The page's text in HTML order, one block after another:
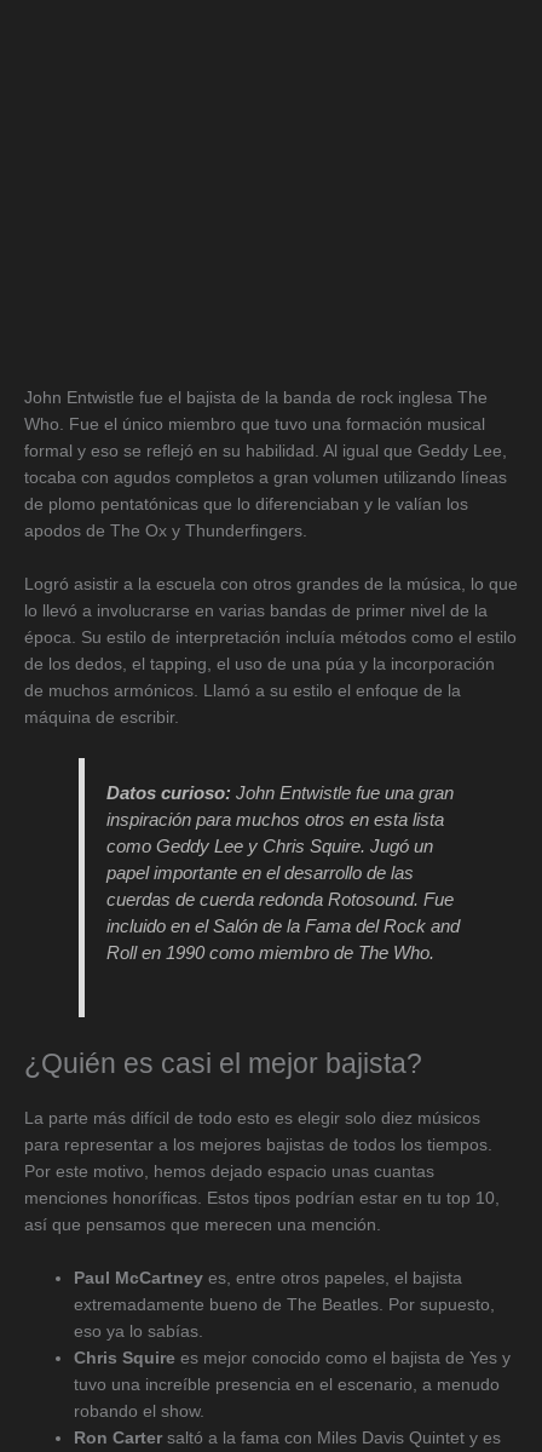
John Entwistle fue el bajista de la banda de rock inglesa The
Who. Fue el único miembro que tuvo una formación musical
formal y eso se reflejó en su habilidad. Al igual que Geddy Lee,
tocaba con agudos completos a gran volumen utilizando líneas
de plomo pentatónicas que lo diferenciaban y le valían los
apodos de The Ox y Thunderfingers.
Logró asistir a la escuela con otros grandes de la música, lo que
lo llevó a involucrarse en varias bandas de primer nivel de la
época. Su estilo de interpretación incluía métodos como el estilo
de los dedos, el tapping, el uso de una púa y la incorporación
de muchos armónicos. Llamó a su estilo el enfoque de la
máquina de escribir.
Datos curioso:John Entwistle fue una gran
inspiración para muchos otros en esta lista
como Geddy Lee y Chris Squire. Jugó un
papel importante en el desarrollo de las
cuerdas de cuerda redonda Rotosound. Fue
incluido en el Salón de la Fama del Rock and
Roll en 1990 como miembro de The Who.
¿Quién es casi el mejor bajista?
La parte más difícil de todo esto es elegir solo diez músicos
para representar a los mejores bajistas de todos los tiempos.
Por este motivo, hemos dejado espacio unas cuantas
menciones honoríficas. Estos tipos podrían estar en tu top 10,
así que pensamos que merecen una mención.
Paul McCartneyes, entre otros papeles, el bajista
extremadamente bueno de The Beatles. Por supuesto,
eso ya lo sabías.
Chris Squirees mejor conocido como el bajista de Yes y
tuvo una increíble presencia en el escenario, a menudo
robando el show.
Ron Cartersaltó a la fama con Miles Davis Quintet y es